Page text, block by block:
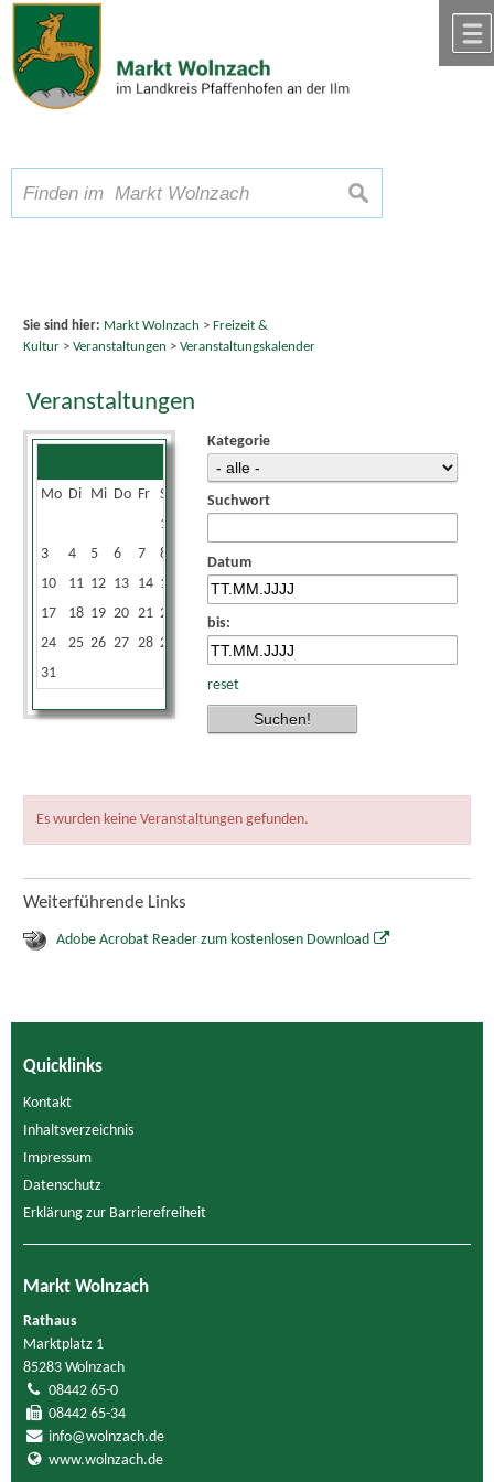
Zum Inhalt,zur Navigation
Schriftgröße A A A suchen
Sie sind hier: Markt Wolnzach > Freizeit &
Kultur> Veranstaltungen > Veranstaltungskalender
Veranstaltungen
Mo Di Mi Do Fr Sa
1
3
4 5 6 7 8
10
11 12 13 14 15
17
18 19 20 21 22
24
25 26 27 28 29
31
Kategorie
Suchwort
Datum
bis:
reset
Es wurden keine Veranstaltungen gefunden.
Weiterführende Links
Adobe Acrobat Reader zum kostenlosen Download
Quicklinks
Kontakt
Inhaltsverzeichnis
Impressum
Datenschutz
Erklärung zur Barrierefreiheit
Markt Wolnzach
Rathaus
Marktplatz 1
85283 Wolnzach
08442 65-0
08442 65-34
info@wolnzach.de
www.wolnzach.de